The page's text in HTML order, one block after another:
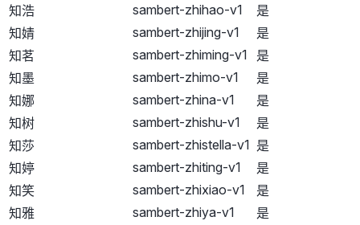
知浩
sambert-zhihao-v1
是
知婧
sambert-zhijing-v1
是
知茗
sambert-zhiming-v1
是
知墨
sambert-zhimo-v1
是
知娜
sambert-zhina-v1
是
知树
sambert-zhishu-v1
是
知莎
sambert-zhistella-v1 是
知婷
sambert-zhiting-v1
是
知笑
sambert-zhixiao-v1
是
知雅
sambert-zhiya-v1
是